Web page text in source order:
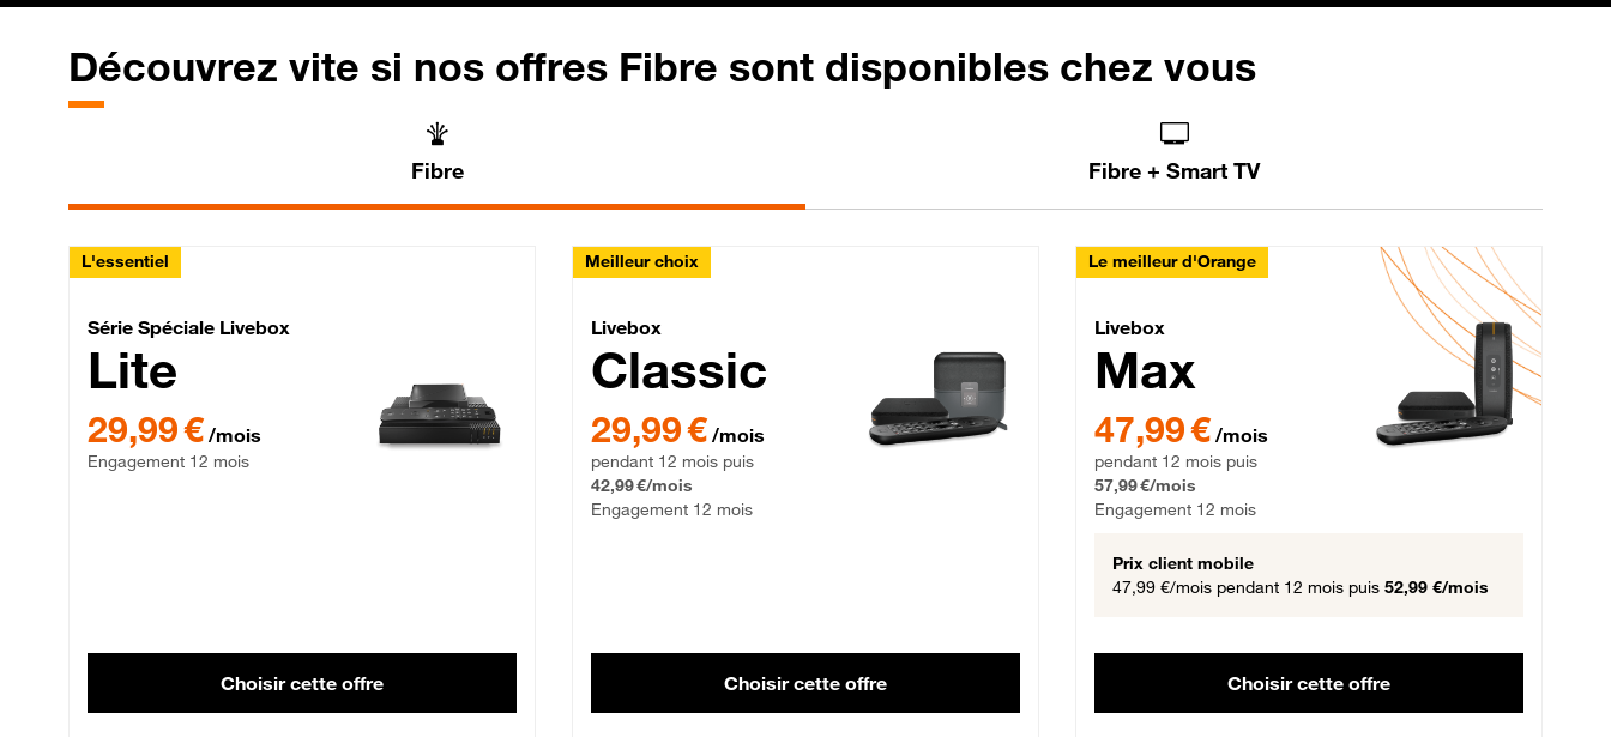
Découvrez vite si nos offres Fibre sont disponibles chez vous
Fibre Fibre + Smart TV
L'essentiel
Série Spéciale Livebox Lite Fibre
Série Spéciale Livebox
Lite
29,99 € par mois , Engagement 12 mois
29,99 € /mois
Engagement 12 mois
Choisir cette offre
Meilleur choix
Livebox Classic Fibre
Livebox
Classic
29,99 € par mois pendant 12 mois puis 42,99 € par mois, Engagement 12 mois
29,99 € /mois
pendant 12 mois puis
42,99 €/mois
Engagement 12 mois
Choisir cette offre
Le meilleur d'Orange
Livebox Max Fibre
Livebox
Max
47,99 € par mois pendant 12 mois puis 57,99 € par mois,
47,99 € /mois
pendant 12 mois puis
57,99 €/mois
Engagement 12 mois
Prix client mobile
47,99 €/mois pendant 12 mois puis 52,99 €/mois
Choisir cette offre